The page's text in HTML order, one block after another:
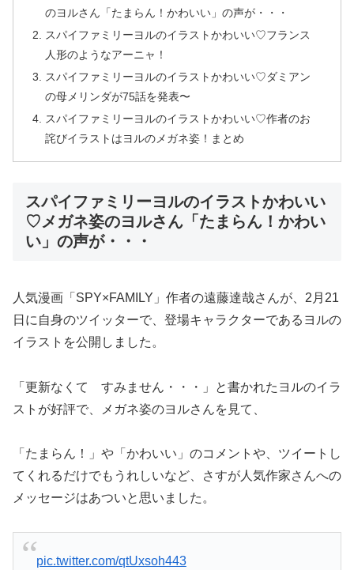
のヨルさん「たまらん！かわいい」の声が・・・
スパイファミリーヨルのイラストかわいい♡フランス
人形のようなアーニャ！
スパイファミリーヨルのイラストかわいい♡ダミアン
の母メリンダが75話を発表〜
スパイファミリーヨルのイラストかわいい♡作者のお
詫びイラストはヨルのメガネ姿！まとめ
スパイファミリーヨルのイラストかわいい
♡メガネ姿のヨルさん「たまらん！かわい
い」の声が・・・
人気漫画「SPY×FAMILY」作者の遠藤達哉さんが、2月21
日に自身のツイッターで、登場キャラクターであるヨルの
イラストを公開しました。
「更新なくて すみません・・・」と書かれたヨルのイラ
ストが好評で、メガネ姿のヨルさんを見て、
「たまらん！」や「かわいい」のコメントや、ツイートし
てくれるだけでもうれしいなど、さすが人気作家さんへの
メッセージはあついと思いました。
pic.twitter.com/qtUxsoh443